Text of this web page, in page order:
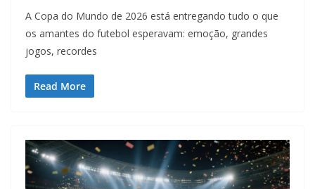
A Copa do Mundo de 2026 está entregando tudo o que
os amantes do futebol esperavam: emoção, grandes
jogos, recordes
Read More